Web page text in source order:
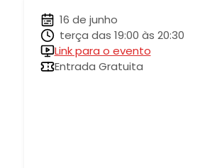
16 de junho
terça das 19:00 às 20:30
Link para o evento
Entrada Gratuita